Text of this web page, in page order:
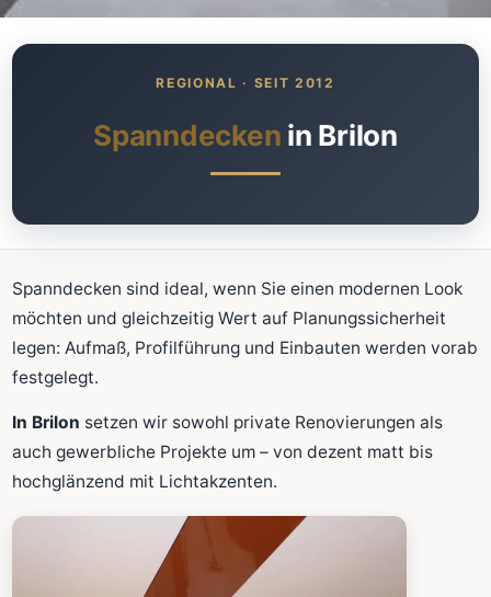
Was kostet meine neue
Spanndecke?
Schnellrechner
FLÄCHE (M²)
Zum Rechner
Fläche wird in den großen Rechner übernommen.
Spanndecken in Brilon
Spanndecken sind ideal, wenn Sie einen modernen Look
möchten und gleichzeitig Wert auf Planungssicherheit
legen: Aufmaß, Profilführung und Einbauten werden vorab
festgelegt.
In Brilon setzen wir sowohl private Renovierungen als
auch gewerbliche Projekte um – von dezent matt bis
hochglänzend mit Lichtakzenten.